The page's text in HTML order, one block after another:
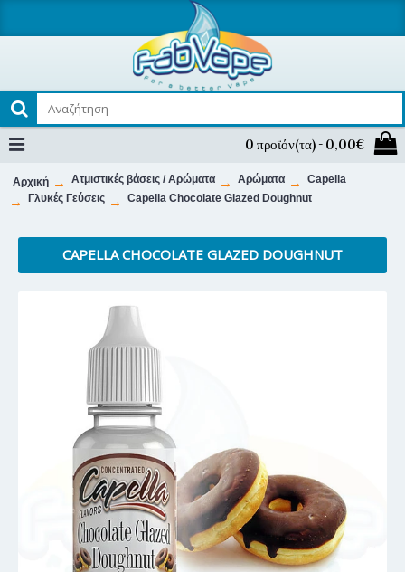
0 προϊόν(τα) - 0,00€
Αρχική Ατμιστικές βάσεις / Αρώματα Αρώματα
Capella
Γλυκές Γεύσεις
Capella Chocolate Glazed Doughnut
CAPELLA CHOCOLATE GLAZED DOUGHNUT